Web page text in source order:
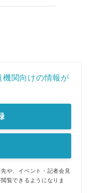
機関向けの情報が
や、イベント・記者会見
覧できるようになりま